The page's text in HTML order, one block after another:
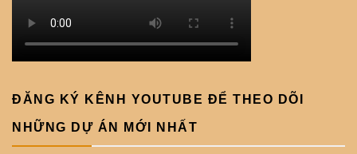
ĐĂNG KÝ KÊNH YOUTUBE ĐỂ THEO DÕI
NHỮNG DỰ ÁN MỚI NHẤT